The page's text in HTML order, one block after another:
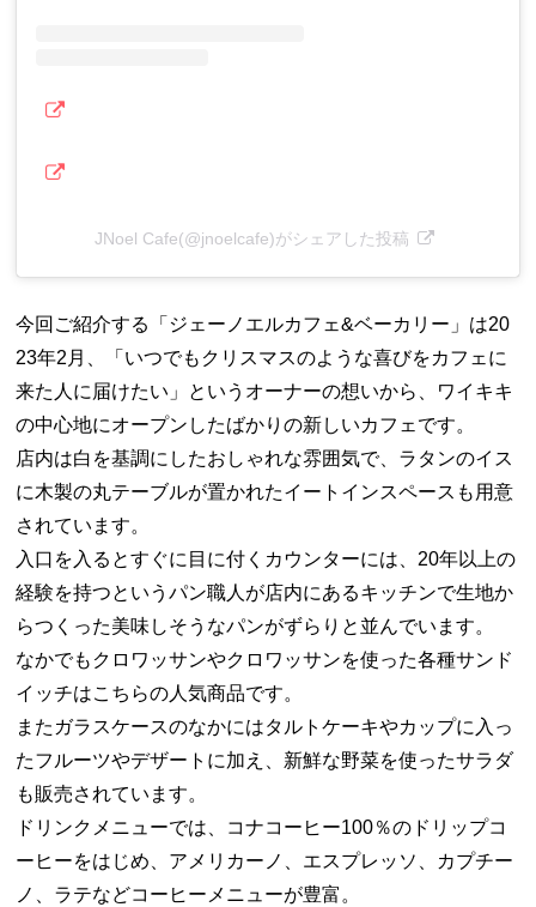
JNoel Cafe(@jnoelcafe)がシェアした投稿
今回ご紹介する「ジェーノエルカフェ&ベーカリー」は20
23年2月、「いつでもクリスマスのような喜びをカフェに
来た人に届けたい」というオーナーの想いから、ワイキキ
の中心地にオープンしたばかりの新しいカフェです。
店内は白を基調にしたおしゃれな雰囲気で、ラタンのイス
に木製の丸テーブルが置かれたイートインスペースも用意
されています。
入口を入るとすぐに目に付くカウンターには、20年以上の
経験を持つというパン職人が店内にあるキッチンで生地か
らつくった美味しそうなパンがずらりと並んでいます。
なかでもクロワッサンやクロワッサンを使った各種サンド
イッチはこちらの人気商品です。
またガラスケースのなかにはタルトケーキやカップに入っ
たフルーツやデザートに加え、新鮮な野菜を使ったサラダ
も販売されています。
ドリンクメニューでは、コナコーヒー100％のドリップコ
ーヒーをはじめ、アメリカーノ、エスプレッソ、カプチー
ノ、ラテなどコーヒーメニューが豊富。